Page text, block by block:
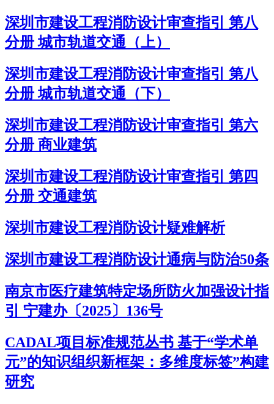
深圳市建设工程消防设计审查指引 第八
分册 城市轨道交通（上）
深圳市建设工程消防设计审查指引 第八
分册 城市轨道交通（下）
深圳市建设工程消防设计审查指引 第六
分册 商业建筑
深圳市建设工程消防设计审查指引 第四
分册 交通建筑
深圳市建设工程消防设计疑难解析
深圳市建设工程消防设计通病与防治50条
南京市医疗建筑特定场所防火加强设计指
引 宁建办〔2025〕136号
CADAL项目标准规范丛书 基于“学术单
元”的知识组织新框架：多维度标签”构建
研究